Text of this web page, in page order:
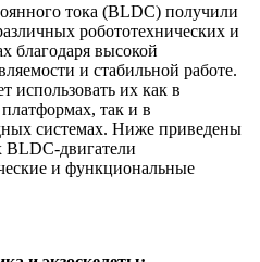
тока (BLDC) получили
робототехнических и
благодаря высокой
и стабильной работе.
использовать их как в
так и в
системах. Ниже приведены
BLDC-двигатели
и функциональные